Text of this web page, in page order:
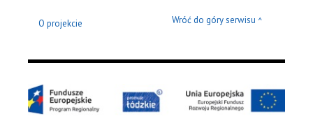
O projekcie Wróć do góry serwisu ^